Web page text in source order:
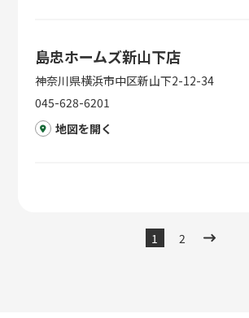
島忠ホームズ新山下店
神奈川県横浜市中区新山下2-12-34
045-628-6201
地図を開く
1 2